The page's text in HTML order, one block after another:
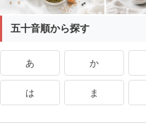
五十音順から探す
あ か
は ま